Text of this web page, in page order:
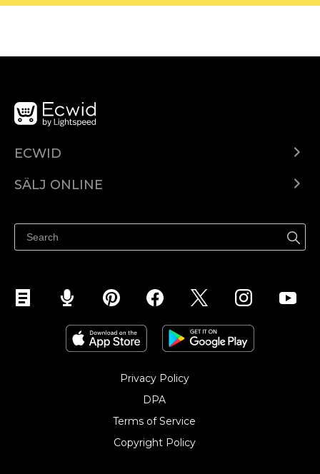
ECWID
Pris
SÄLJ ONLINE
Sälj på Facebook
Sälj på Instagram
Privacy Policy
DPA
Terms of Service
Copyright Policy‎